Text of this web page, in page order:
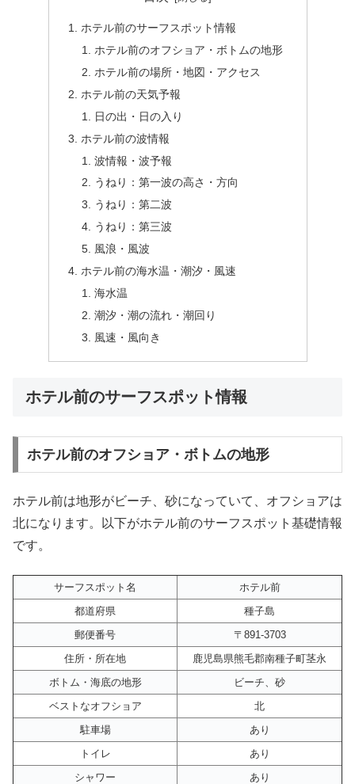
ホテル前のサーフスポット情報
ホテル前のオフショア・ボトムの地形
ホテル前の場所・地図・アクセス
ホテル前の天気予報
日の出・日の入り
ホテル前の波情報
波情報・波予報
うねり：第一波の高さ・方向
うねり：第二波
うねり：第三波
風浪・風波
ホテル前の海水温・潮汐・風速
海水温
潮汐・潮の流れ・潮回り
風速・風向き
ホテル前のサーフスポット情報
ホテル前のオフショア・ボトムの地形
ホテル前は地形がビーチ、砂になっていて、オフショアは
北になります。以下がホテル前のサーフスポット基礎情報
です。
サーフスポット名
ホテル前
都道府県
種子島
郵便番号
〒891-3703
住所・所在地
鹿児島県熊毛郡南種子町茎永
ボトム・海底の地形
ビーチ、砂
ベストなオフショア
北
駐車場
あり
トイレ
あり
シャワー
あり